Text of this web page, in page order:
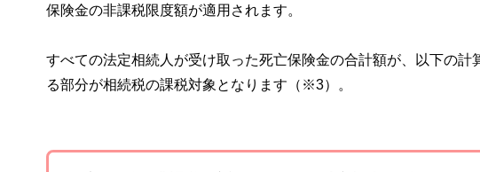
保険金の非課税限度額が適用されます。
すべての法定相続人が受け取った死亡保険金の合計額が、以下の
る部分が相続税の課税対象となります（※3）。